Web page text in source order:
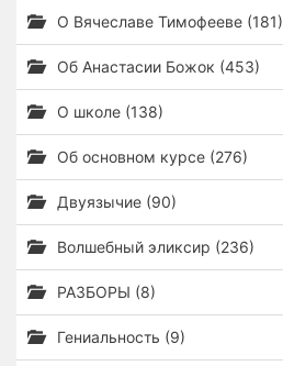
О Вячеславе Тимофееве (181)
Об Анастасии Божок (453)
О школе (138)
Об основном курсе (276)
Двуязычие (90)
Волшебный эликсир (236)
РАЗБОРЫ (8)
Гениальность (9)